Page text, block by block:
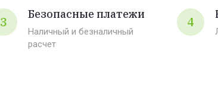
3 Безопасные платежи
Наличный и безналичный
расчет
4